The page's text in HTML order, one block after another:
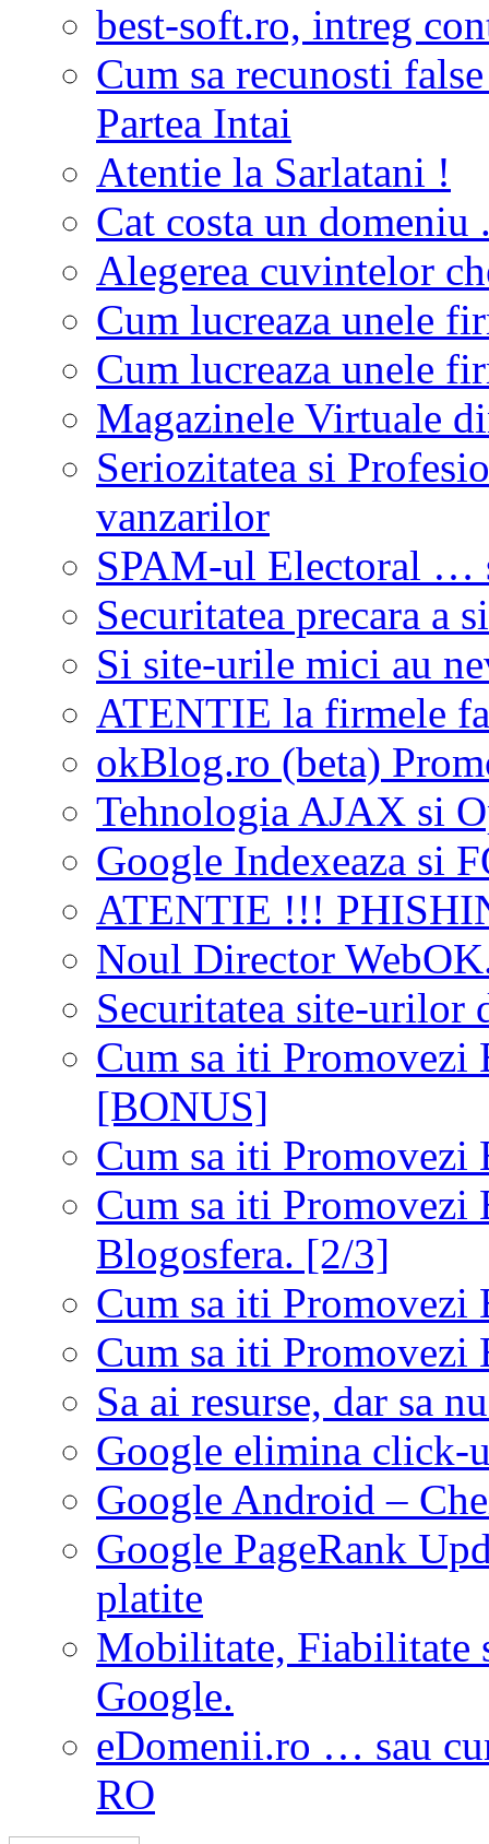
best-soft.ro, intreg
Cum sa recunosti
Partea Intai
Atentie la Sarlatani !
Cat costa un domeniu
Alegerea cuvintelor
Cum lucreaza unele
Cum lucreaza unele
Magazinele Virtuale
Seriozitatea si
vanzarilor
SPAM-ul Electoral …
Securitatea precara a
Si site-urile mici au
ATENTIE la firmele
okBlog.ro (beta)
Tehnologia AJAX si
Google Indexeaza si
ATENTIE !!!
Noul Director
Securitatea site-urilor
Cum sa iti Promovezi
[BONUS]
Cum sa iti
Cum sa iti Promovezi
Blogosfera. [2/3]
Cum sa iti
Cum sa iti Promovezi
Sa ai resurse, dar sa
Google elimina click-
Google Android –
Google PageRank
platite
Mobilitate, Fiabilitate
Google.
eDomenii.ro … sau
RO